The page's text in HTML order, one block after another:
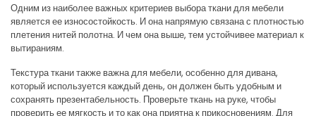
Одним из наиболее важных критериев выбора ткани для мебели
является ее износостойкость. И она напрямую связана с плотностью
плетения нитей полотна. И чем она выше, тем устойчивее материал к
вытираниям.
Текстура ткани также важна для мебели, особенно для дивана,
который используется каждый день, он должен быть удобным и
сохранять презентабельность. Проверьте ткань на руке, чтобы
проверить ее мягкость и то как она приятна к прикосновениям. Для